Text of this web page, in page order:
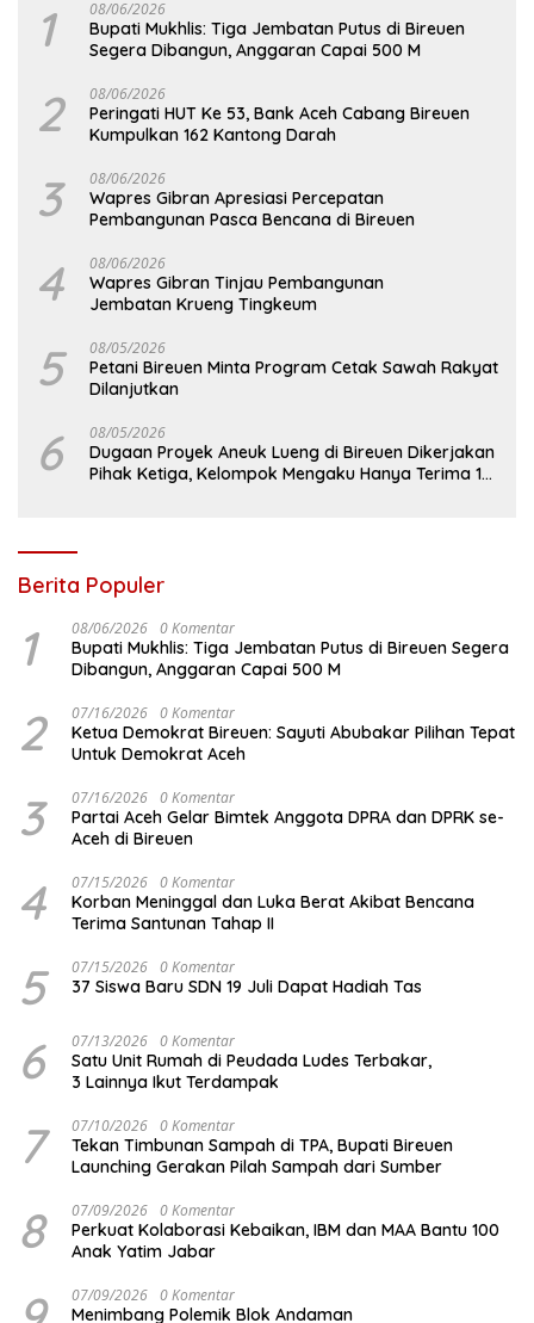
1 08/06/2026
Bupati Mukhlis: Tiga Jembatan Putus di Bireuen
Segera Dibangun, Anggaran Capai 500 M
2 08/06/2026
Peringati HUT Ke 53, Bank Aceh Cabang Bireuen
Kumpulkan 162 Kantong Darah
3 08/06/2026
Wapres Gibran Apresiasi Percepatan
Pembangunan Pasca Bencana di Bireuen
4 08/06/2026
Wapres Gibran Tinjau Pembangunan
Jembatan Krueng Tingkeum
5 08/05/2026
Petani Bireuen Minta Program Cetak Sawah Rakyat
Dilanjutkan
6 08/05/2026
Dugaan Proyek Aneuk Lueng di Bireuen Dikerjakan
Pihak Ketiga, Kelompok Mengaku Hanya Terima 10
Berita Populer
1 08/06/2026 0 Komentar
Bupati Mukhlis: Tiga Jembatan Putus di Bireuen Segera
Dibangun, Anggaran Capai 500 M
2 07/16/2026 0 Komentar
Ketua Demokrat Bireuen: Sayuti Abubakar Pilihan Tepat
Untuk Demokrat Aceh
3 07/16/2026 0 Komentar
Partai Aceh Gelar Bimtek Anggota DPRA dan DPRK se-
Aceh di Bireuen
4 07/15/2026 0 Komentar
Korban Meninggal dan Luka Berat Akibat Bencana
Terima Santunan Tahap II
5 07/15/2026 0 Komentar
37 Siswa Baru SDN 19 Juli Dapat Hadiah Tas
6 07/13/2026 0 Komentar
Satu Unit Rumah di Peudada Ludes Terbakar,
3 Lainnya Ikut Terdampak
7 07/10/2026 0 Komentar
Tekan Timbunan Sampah di TPA, Bupati Bireuen
Launching Gerakan Pilah Sampah dari Sumber
8 07/09/2026 0 Komentar
Perkuat Kolaborasi Kebaikan, IBM dan MAA Bantu 100
Anak Yatim Jabar
07/09/2026 0 Komentar
Menimbang Polemik Blok Andaman